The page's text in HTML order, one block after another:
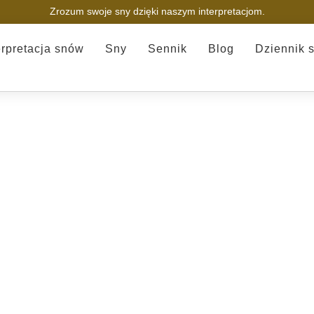
Zrozum swoje sny dzięki naszym interpretacjom.
snów Sny Sennik Blog Dziennik